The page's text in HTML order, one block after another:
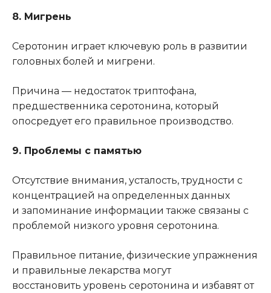
8. Мигрень
Серотонин играет ключевую роль в развитии
головных болей и мигрени.
Причина — недостаток триптофана,
предшественника серотонина, который
опосредует его правильное производство.
9. Проблемы с памятью
Отсутствие внимания, усталость, трудности с
концентрацией на определенных данных
и запоминание информации также связаны с
проблемой низкого уровня серотонина.
Правильное питание, физические упражнения
и правильные лекарства могут
восстановить уровень серотонина и избавят от